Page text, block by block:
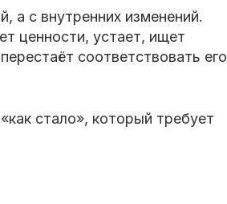
а с внутренних изменений.
ценности, устает, ищет
соответствовать его
стало», который требует